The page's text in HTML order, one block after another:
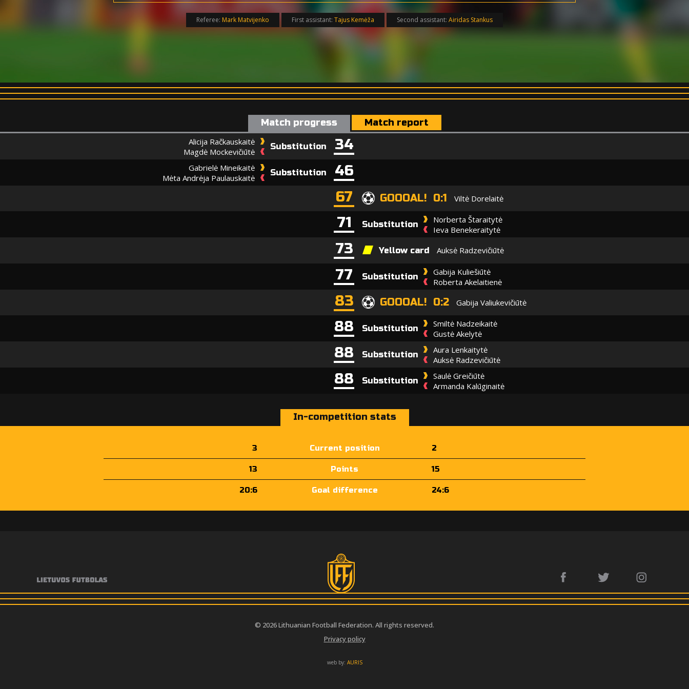
Referee: Mark Matvijenko First assistant: Tajus Kemėža Second assistant: Airidas Stankus
Match progress Match report
Alicija Račkauskaitė
Magdė Mockevičiūtė
Substitution 34
Gabrielė Mineikaitė
Mėta Andrėja Paulauskaitė
Substitution
46
67
GOOOAL! 0:1 Viltė Dorelaitė
71 Substitution
Norberta Štaraitytė
Ieva Benekeraitytė
73 Yellow card Auksė Radzevičiūtė
77 Substitution
Gabija Kuliešiūtė
Roberta Akelaitienė
83 GOOOAL! 0:2 Gabija Valiukevičiūtė
88 Substitution
Smiltė Nadzeikaitė
Gustė Akelytė
88 Substitution
Aura Lenkaitytė
Auksė Radzevičiūtė
88 Substitution
Saulė Greičiūtė
Armanda Kalūginaitė
In-competition stats
3 Current position 2
13 Points 15
20:6 Goal difference 24:6
© 2026 Lithuanian Football Federation. All rights reserved.
Privacy policy
web by: AURIS